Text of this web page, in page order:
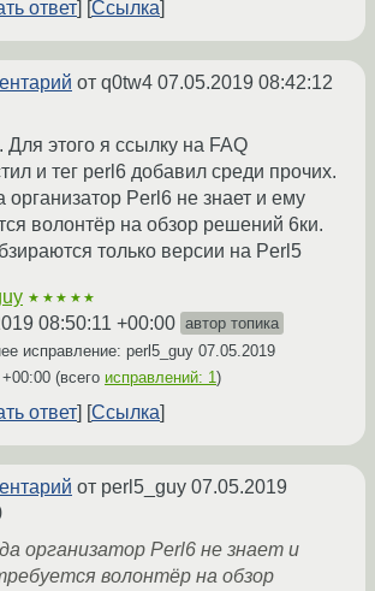
ответ
Ссылка
от q0tw4 07.05.2019 08:42:12
этого я ссылку на FAQ
и тег perl6 добавил среди прочих.
организатор Perl6 не знает и ему
волонтёр на обзор решений 6ки.
только версии на Perl5
★★★★★
08:50:11 +00:00 автор топика
исправление: perl5_guy 07.05.2019
(всего исправлений: 1)
ответ Ссылка
от perl5_guy 07.05.2019
организатор Perl6 не знает и
волонтёр на обзор